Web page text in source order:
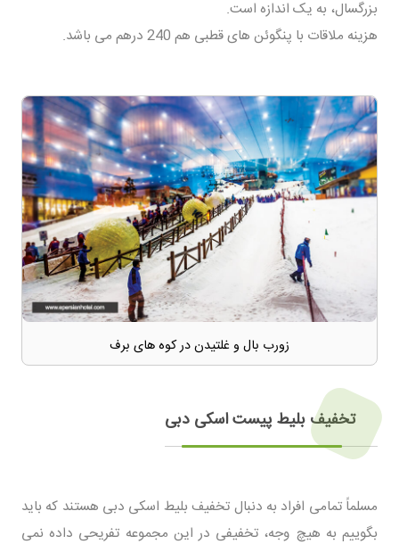
بزرگسال، به یک اندازه است.
هزینه ملاقات با پنگوئن های قطبی هم 240 درهم می باشد.
زورب بال و غلتیدن در کوه های برف
تخفیف بلیط پیست اسکی دبی
مسلماً تمامی افراد به دنبال تخفیف بلیط اسکی دبی هستند که باید
بگوییم به هیچ وجه، تخفیفی در این مجموعه تفریحی داده نمی